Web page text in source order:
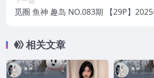
觅圈 鱼神 趣岛 NO.083期 【29P】
相关文章